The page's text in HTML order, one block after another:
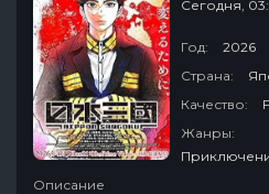
Сегодня,
Год:
2026
Страна:
Качество:
Жанры:
Описание